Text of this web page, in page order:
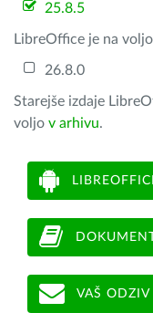
25.8.5
LibreOffice je na
26.8.0
Starejše izdaje
voljo v arhivu.
VAŠ ODZIV